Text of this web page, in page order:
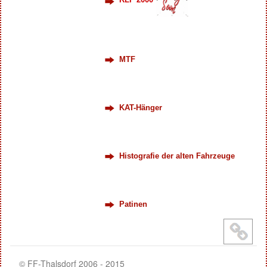
MTF
KAT-Hänger
Histografie der alten Fahrzeuge
Patinen
© FF-Thalsdorf 2006 - 2015